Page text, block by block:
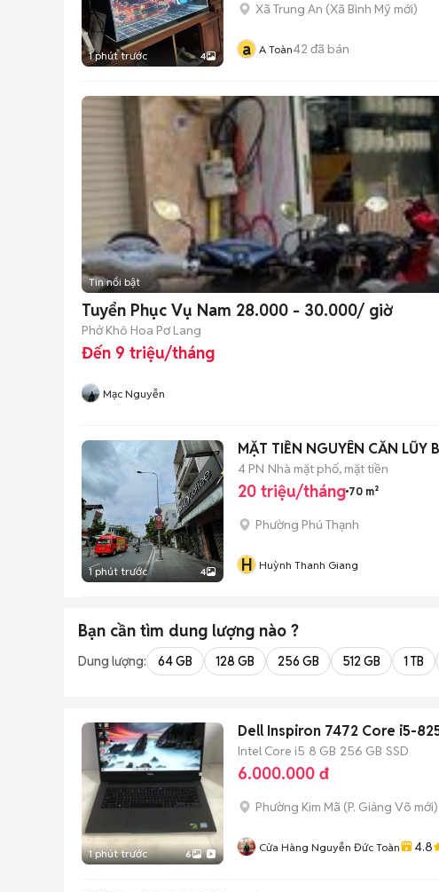
1 phút trước 4
Xã Trung An (Xã Bình Mỹ mới)
a A Toàn42 đã bán
Tin nổi bật
Tuyển Phục Vụ Nam 28.000 - 30.000/ giờ
Phở Khô Hoa Pơ Lang
Đến 9 triệu/tháng
Mạc Nguyễn
1 phút trước 4
MẶT TIỀN NGUYÊN CĂN
4 PN Nhà mặt phố, mặt tiền
20 triệu/tháng 70 m²
Phường Phú Thạnh
H Huỳnh Thanh Giang
Bạn cần tìm dung lượng nào ?
Dung lượng: 64 GB 128 GB 256 GB 512 GB 1 TB
1 phút trước 6
Dell Inspiron 7472 Core i5-
Intel Core i5 8 GB 256 GB SSD
6.000.000 đ
Phường Kim Mã (P. Giảng Võ mới)
Cửa Hàng Nguyễn Đức Toàn 4.8